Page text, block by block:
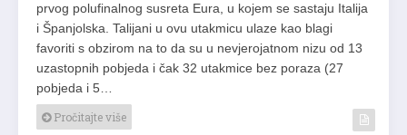
prvog polufinalnog susreta Eura, u kojem se sastaju Italija
i Španjolska. Talijani u ovu utakmicu ulaze kao blagi
favoriti s obzirom na to da su u nevjerojatnom nizu od 13
uzastopnih pobjeda i čak 32 utakmice bez poraza (27
pobjeda i 5…
Pročitajte više